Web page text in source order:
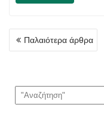
Πλοήγηση
άρθρων
Παλαιότερα άρθρα